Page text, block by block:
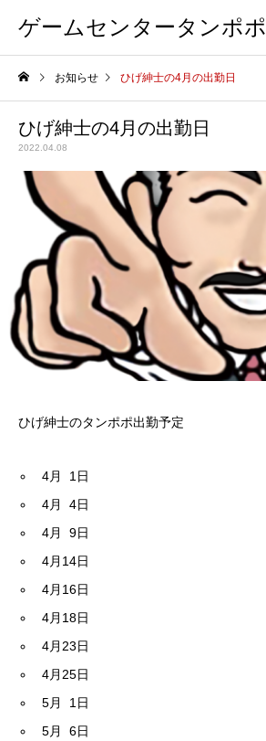
ゲームセンタータンポポ
お知らせ ひげ紳士の4月の出勤日
ひげ紳士の4月の出勤日
2022.04.08
ひげ紳士のタンポポ出勤予定
4月 1日
4月 4日
4月 9日
4月14日
4月16日
4月18日
4月23日
4月25日
5月 1 日
5月 6日